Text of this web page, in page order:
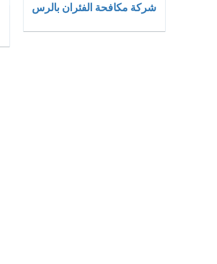
شركة مكافحة الفئران بالرس